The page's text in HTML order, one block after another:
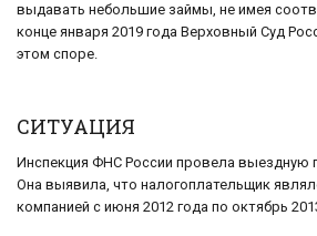
выдавать небольшие займы, не имея
конце января 2019 года Верховный Суд
этом споре.
СИТУАЦИЯ
Инспекция ФНС России провела выездную
Она выявила, что налогоплательщик
компанией с июня 2012 года по октябрь